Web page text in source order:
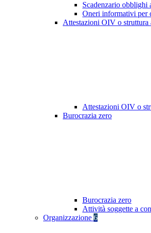
Scadenzario obblighi
Oneri informativi per
Attestazioni OIV o struttura
Attestazioni OIV o
Burocrazia zero
Burocrazia zero
Attività soggette a
Organizzazione 6